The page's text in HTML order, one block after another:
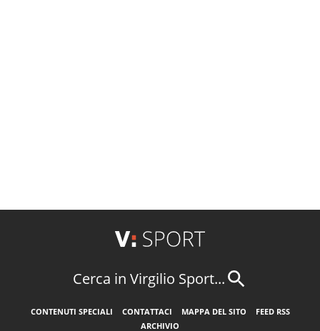
Cerca in Virgilio Sport...
CONTENUTI SPECIALI CONTATTACI MAPPA DEL SITO
FEED RSS
ARCHIVIO